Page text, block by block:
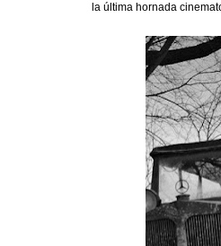
la última hornada